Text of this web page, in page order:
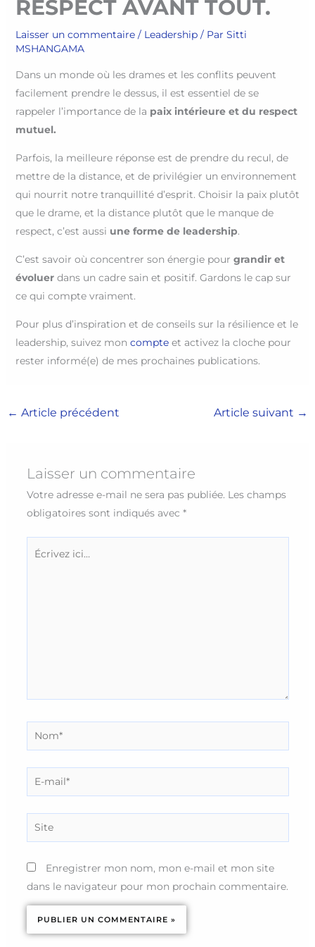
RESPECT AVANT TOUT.
Laisser un commentaire / Leadership/ Par Sitti
MSHANGAMA
Dans un monde où les drames et les conflits peuvent
facilement prendre le dessus, il est essentiel de se
rappeler l’importance de la paix intérieure et du respect
mutuel.
Parfois, la meilleure réponse est de prendre du recul, de
mettre de la distance, et de privilégier un environnement
qui nourrit notre tranquillité d’esprit. Choisir la paix plutôt
que le drame, et la distance plutôt que le manque de
respect, c’est aussi une forme de leadership.
C’est savoir où concentrer son énergie pour grandir et
évoluerdans un cadre sain et positif. Gardons le cap sur
ce qui compte vraiment.
Pour plus d’inspiration et de conseils sur la résilience et le
leadership, suivez mon compte et activez la cloche pour
rester informé(e) de mes prochaines publications.
← Article précédent Article suivant →
Laisser un commentaire
Votre adresse e-mail ne sera pas publiée. Les champs
obligatoires sont indiqués avec *
Écrivez
Nom*
E-
mail*
Site
Enregistrer mon nom, mon e-mail et mon site
dans le navigateur pour mon prochain commentaire.